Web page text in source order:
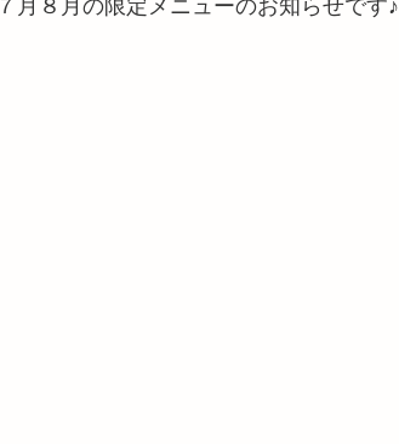
７月８月の限定メニューのお知らせです♪